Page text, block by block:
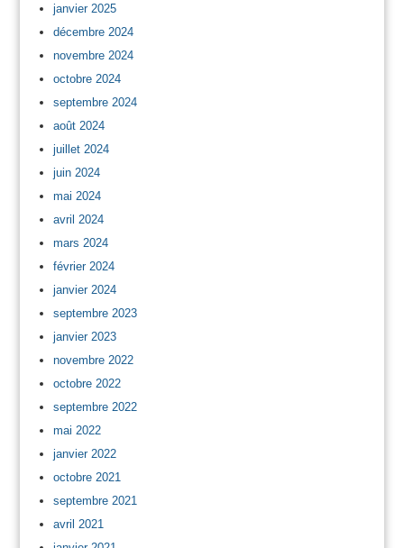
janvier 2025
décembre 2024
novembre 2024
octobre 2024
septembre 2024
août 2024
juillet 2024
juin 2024
mai 2024
avril 2024
mars 2024
février 2024
janvier 2024
septembre 2023
janvier 2023
novembre 2022
octobre 2022
septembre 2022
mai 2022
janvier 2022
octobre 2021
septembre 2021
avril 2021